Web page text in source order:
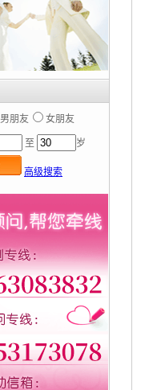
男朋友 女朋友
至 岁
高级搜索